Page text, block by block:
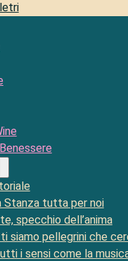
Stanza tutta per noi
specchio dell’anima
siamo pellegrini che
i sensi come la